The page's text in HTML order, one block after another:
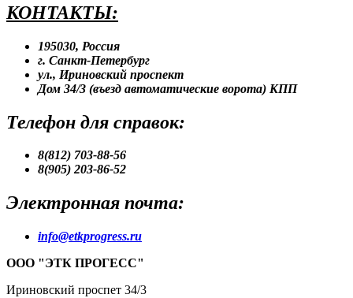
КОНТАКТЫ:
195030, Россия
г. Санкт-Петербург
ул., Ириновский проспект
Дом 34/3 (въезд автоматические ворота) КПП
Телефон для справок:
8(812) 703-88-56
8(905) 203-86-52
Электронная почта:
info@etkprogress.ru
ООО "ЭТК ПРОГЕСС"
Ириновский проспет 34/3